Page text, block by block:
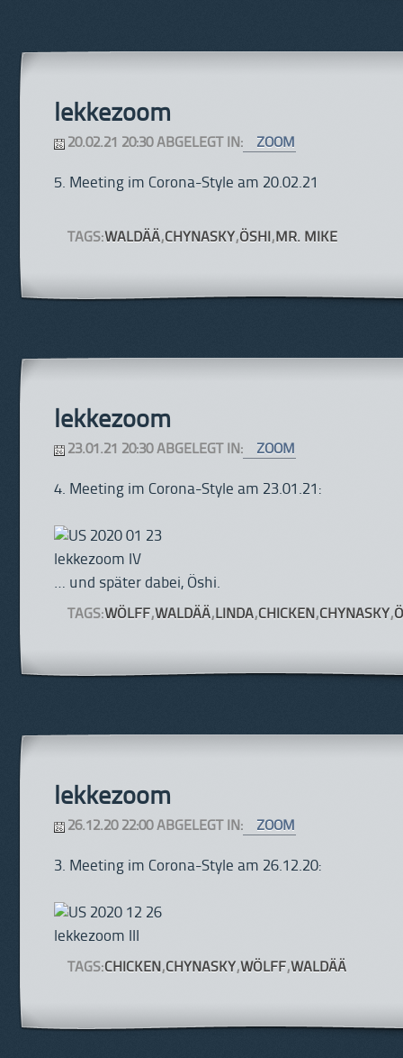
lekkezoom
20.02.21 20:30 ABGELEGT IN: ZOOM
5. Meeting im Corona-Style am 20.02.21
TAGS:WALDÄÄ,CHYNASKY,ÖSHI , MR. MIKE
lekkezoom
23.01.21 20:30 ABGELEGT IN: ZOOM
4. Meeting im Corona-Style am 23.01.21:
… und später dabei, Öshi.
TAGS:WÖLFF,WALDÄÄ, LINDA,CHICKEN ,CHYNASKY,
lekkezoom
26.12.20 22:00 ABGELEGT IN: ZOOM
3. Meeting im Corona-Style am 26.12.20:
TAGS:CHICKEN ,CHYNASKY,WÖLFF,WALDÄÄ